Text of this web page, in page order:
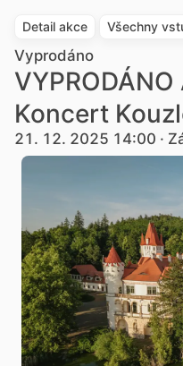
Detail akce Všechny
Vyprodáno
Koncert
21. 12. 2025 14:00 ·